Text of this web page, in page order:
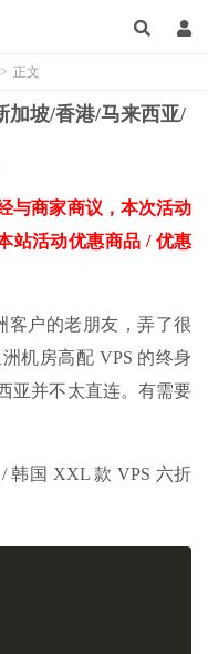
> 正文
加坡/香港/马来西亚/
与商家商议，本次活动
站活动优惠商品 / 优惠
客户的老朋友，弄了很
机房高配 VPS 的终身
亚并不太直连。有需要
韩国 XXL 款 VPS 六折